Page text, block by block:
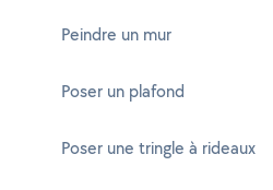
Peindre un mur
Poser un plafond
Poser une tringle à rideaux